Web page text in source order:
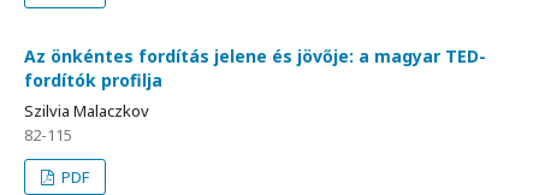
Az önkéntes fordítás jelene és jövője: a magyar TED-
fordítók profilja
Szilvia Malaczkov
82-115
PDF